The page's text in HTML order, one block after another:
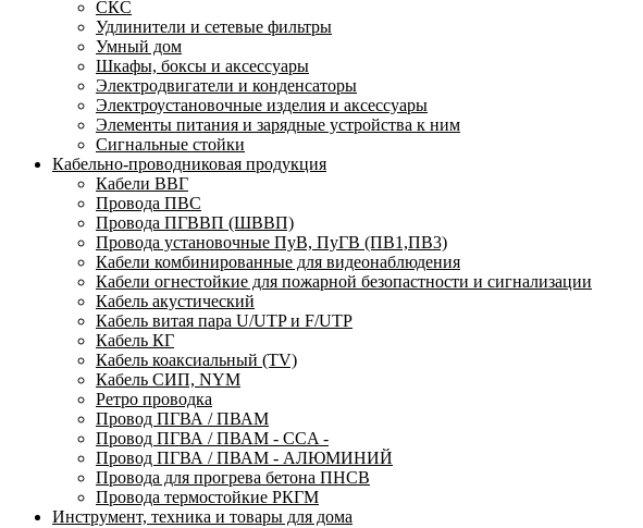
СКС
Удлинители и сетевые фильтры
Умный дом
Шкафы, боксы и аксессуары
Электродвигатели и конденсаторы
Электроустановочные изделия и аксессуары
Элементы питания и зарядные устройства к ним
Сигнальные стойки
Кабельно-проводниковая продукция
Кабели ВВГ
Провода ПВС
Провода ПГВВП (ШВВП)
Провода установочные ПуВ, ПуГВ (ПВ1,ПВ3)
Кабели комбинированные для видеонаблюдения
Кабели огнестойкие для пожарной безопастности и сигнализации
Кабель акустический
Кабель витая пара U/UTP и F/UTP
Кабель КГ
Кабель коаксиальный (TV)
Кабель СИП, NYM
Ретро проводка
Провод ПГВА / ПВАМ
Провод ПГВА / ПВАМ - CCA -
Провод ПГВА / ПВАМ - АЛЮМИНИЙ
Провода для прогрева бетона ПНСВ
Провода термостойкие РКГМ
Инструмент, техника и товары для дома